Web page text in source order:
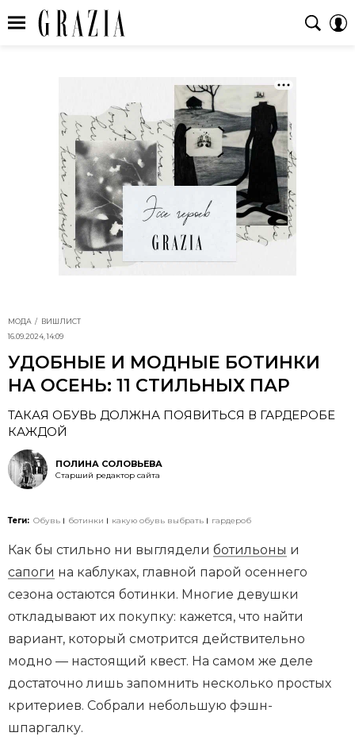
МОДА
ВИШЛИСТ
16.09.2024, 14:09
УДОБНЫЕ И МОДНЫЕ БОТИНКИ
НА ОСЕНЬ: 11 СТИЛЬНЫХ ПАР
ТАКАЯ ОБУВЬ ДОЛЖНА ПОЯВИТЬСЯ В ГАРДЕРОБЕ
КАЖДОЙ
ПОЛИНА СОЛОВЬЕВА
Старший редактор сайта
Теги: Обувь ботинки какую обувь выбрать гардероб
Как бы стильно ни выглядели ботильоны и
сапоги на каблуках, главной парой осеннего
сезона остаются ботинки. Многие девушки
откладывают их покупку: кажется, что найти
вариант, который смотрится действительно
модно — настоящий квест. На самом же деле
достаточно лишь запомнить несколько простых
критериев. Собрали небольшую фэшн-
шпаргалку.